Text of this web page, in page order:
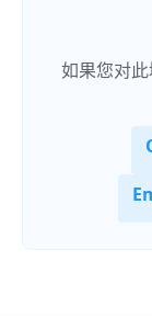
如果您对